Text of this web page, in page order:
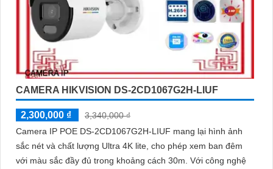
CAMERA HIKVISION DS-2CD1067G2H-LIUF
2,300,000 ₫
3,340,000 ₫
Camera IP POE DS-2CD1067G2H-LIUF mang lại hình ảnh
sắc nét và chất lượng Ultra 4K lite, cho phép xem ban đêm
với màu sắc đầy đủ trong khoảng cách 30m. Với công nghệ